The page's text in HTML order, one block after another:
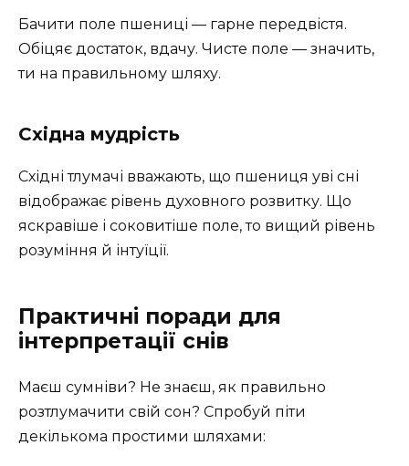
Бачити поле пшениці — гарне передвістя.
Обіцяє достаток, вдачу. Чисте поле — значить,
ти на правильному шляху.
Східна мудрість
Східні тлумачі вважають, що пшениця уві сні
відображає рівень духовного розвитку. Що
яскравіше і соковитіше поле, то вищий рівень
розуміння й інтуїції.
Практичні поради для
інтерпретації снів
Маєш сумніви? Не знаєш, як правильно
розтлумачити свій сон? Спробуй піти
декількома простими шляхами: